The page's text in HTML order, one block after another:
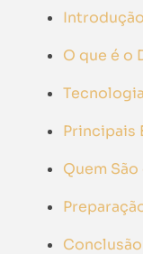
Introdução
O que é o
Principais
Quem
Conclusão